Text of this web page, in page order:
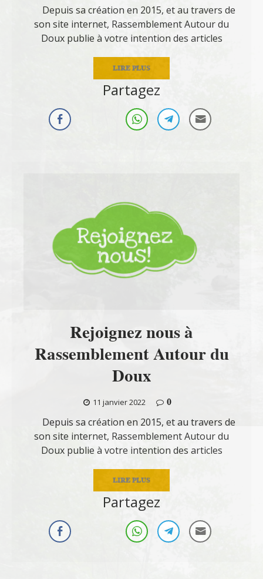
Depuis sa création en 2015, et au travers de
son site internet, Rassemblement Autour du
Doux publie à votre intention des articles
LIRE PLUS
Partagez
Rejoignez nous à
Rassemblement Autour du
Doux
11 janvier 2022
0
Depuis sa création en 2015, et au travers de
son site internet, Rassemblement Autour du
Doux publie à votre intention des articles
LIRE PLUS
Partagez